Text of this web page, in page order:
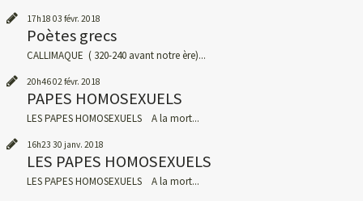
17h18 03 févr. 2018
Poètes grecs
CALLIMAQUE ( 320-240 avant notre ère)...
20h4602févr. 2018
PAPES HOMOSEXUELS
LES PAPES HOMOSEXUELS A la mort...
16h23 30 janv. 2018
LES PAPES HOMOSEXUELS
LES PAPES HOMOSEXUELS A la mort...